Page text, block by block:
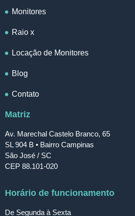
Monitores
Raio x
Locação de Monitores
Blog
Contato
Matriz
Av. Marechal Castelo Branco, 65
SL 904 B • Bairro Campinas
São José / SC
CEP 88.101-020
Horário de funcionamento
De Segunda à Sexta